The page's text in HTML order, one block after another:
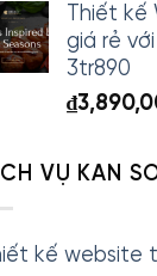
Thiết kế
giá rẻ
3tr890
₫
VỤ KAN
kế website